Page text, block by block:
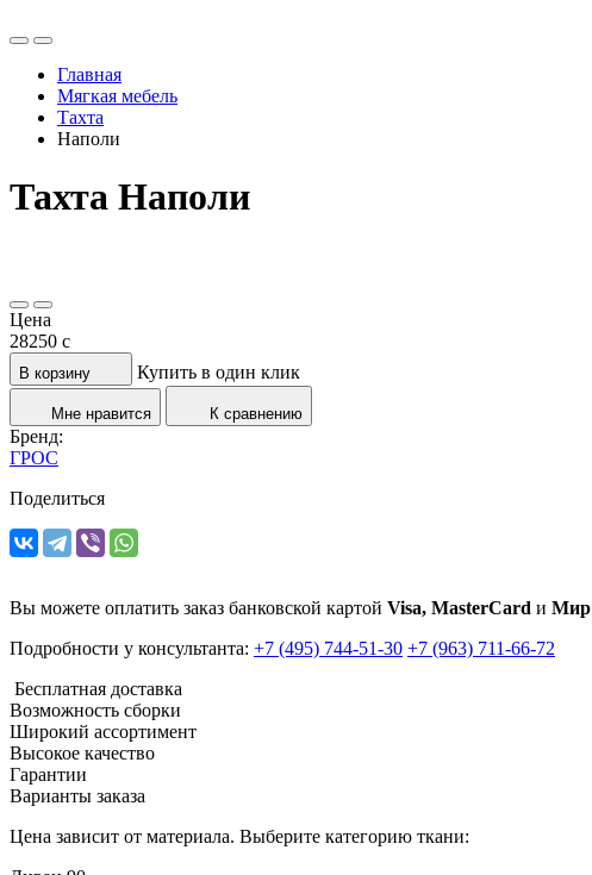
Главная
Мягкая мебель
Тахта
Наполи
Тахта Наполи
Цена
28250 c
В корзину Купить в один клик
Мне нравится К сравнению
Бренд:
ГРОС
Поделиться
Вы можете оплатить заказ банковской картой Visa, MasterCard и Мир
Подробности у консультанта: +7 (495) 744-51-30 +7 (963) 711-66-72
Бесплатная доставка
Возможность сборки
Широкий ассортимент
Высокое качество
Гарантии
Варианты заказа
Цена зависит от материала. Выберите категорию ткани: